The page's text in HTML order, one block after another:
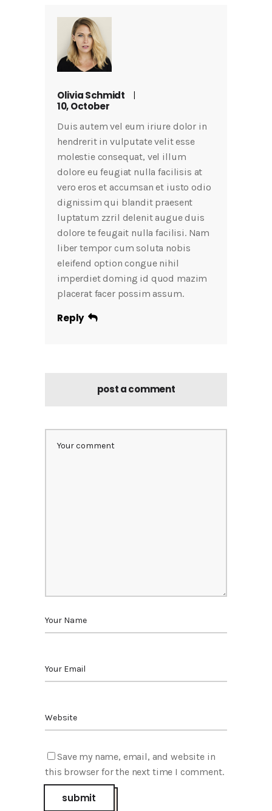
Olivia Schmidt
10, October
Duis autem vel eum iriure dolor in
hendrerit in vulputate velit esse
molestie consequat, vel illum
dolore eu feugiat nulla facilisis at
vero eros et accumsan et iusto odio
dignissim qui blandit praesent
luptatum zzril delenit augue duis
dolore te feugait nulla facilisi. Nam
liber tempor cum soluta nobis
eleifend option congue nihil
imperdiet doming id quod mazim
placerat facer possim assum.
Reply
post a comment
Save my name, email, and website in
this browser for the next time I comment.